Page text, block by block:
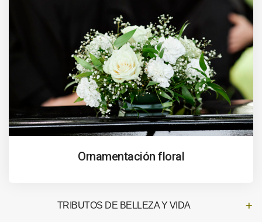
Ornamentación floral
TRIBUTOS DE BELLEZA Y VIDA